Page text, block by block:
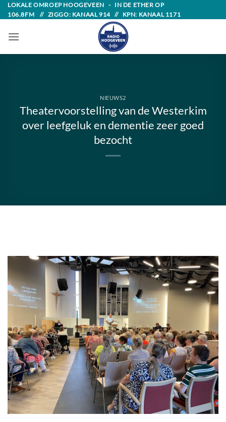
Skip
to
content
LOKALE OMROEP HOOGEVEEN - IN DE ETHER OP
106.8FM // ZIGGO: KANAAL 914 // KPN: KANAAL 1171
NIEUWS2
Theatervoorstelling van de Westerkim
over leefgeluk en dementie zeer goed
bezocht